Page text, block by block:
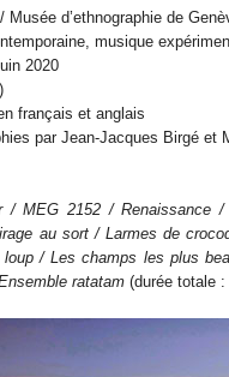
Musée d’ethnographie de
musique
2020
français et anglais
par Jean-Jacques Birgé et
/ MEG 2152 / Renaissance
au sort / Larmes de
loup / Les champs les plus
ratatam (durée totale :